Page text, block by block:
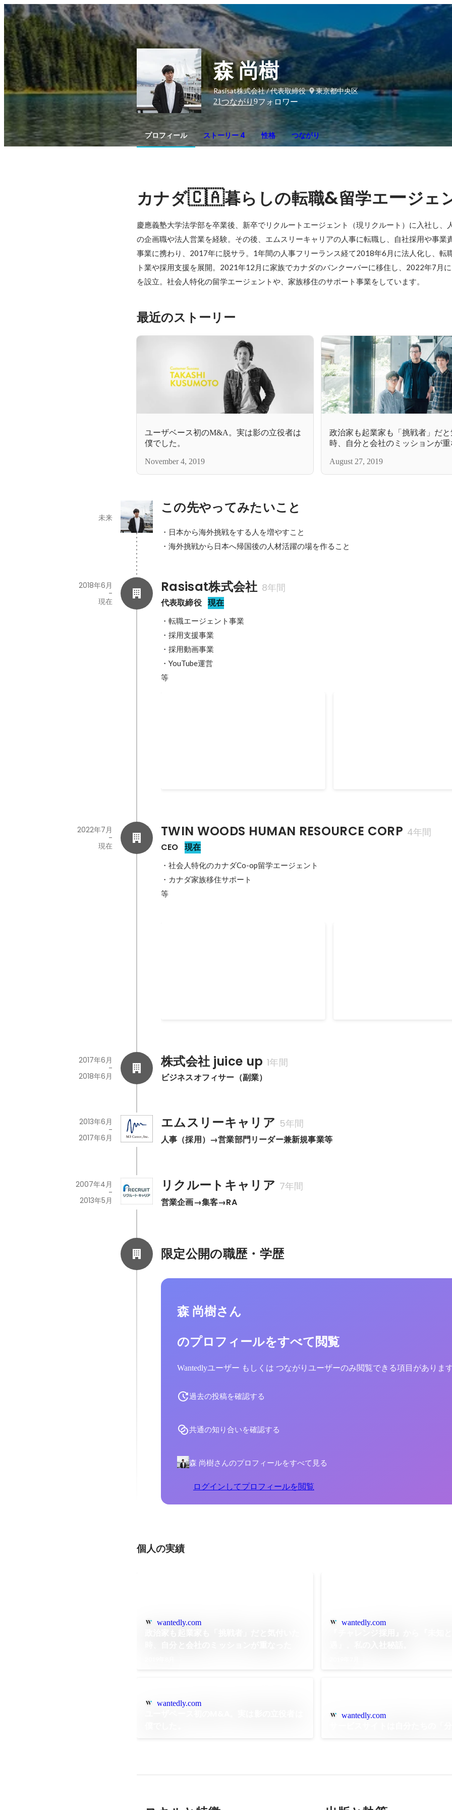
森 尚樹
Rasisat株式会社 / 代表取締役
東京都中央区
21つながり 9フォロワー
プロフィール ストーリー 4 性格 つながり
カナダ🇨🇦暮らしの転職&留学エージェ
慶應義塾大学法学部を卒業後、新卒でリクルートエージェント（現リクルート）に入社し、
の企画職や法人営業を経験。その後、エムスリーキャリアの人事に転職し、自社採用や事業
事業に携わり、2017年に脱サラ。1年間の人事フリーランス経て2018年6月に法人化し、転
ト業や採用支援を展開。2021年12月に家族でカナダのバンクーバーに移住し、2022年7月
を設立。社会人特化の留学エージェントや、家族移住のサポート事業をしています。
最近のストーリー
ユーザベース初のM&A。実は影の立役者は
僕でした。
November 4, 2019
政治家も起業家も「挑戦者」だ
時、自分と会社のミッションが
August 27, 2019
この先やってみたいこと
未来
・日本から海外挑戦をする人を増やすこと
・海外挑戦から日本へ帰国後の人材活躍の場を作ること
Rasisat株式会社 8年間
代表取締役 現在
2018年6月
-
現在
・転職エージェント事業
・採用支援事業
・採用動画事業
・YouTube運営
等
TWIN WOODS HUMAN RESOURCE CORP 4年間
CEO 現在
2022年7月
-
現在
・社会人特化のカナダCo-op留学エージェント
・カナダ家族移住サポート
等
株式会社 juice up 1年間
ビジネスオフィサー（副業）
2017年6月
-
2018年6月
エムスリーキャリア 5年間
人事（採用）→営業部門リーダー兼新規事業等
2013年6月
-
2017年6月
リクルートキャリア 7年間
営業企画→集客→RA
2007年4月
-
2013年5月
限定公開の職歴・学歴
森 尚樹さん
のプロフィールをすべて閲覧
Wantedlyユーザー もしくは つながりユーザーのみ閲覧できる項目がありま
過去の投稿を確認する
共通の知り合いを確認する
森 尚樹さんのプロフィールをすべて見る
ログインしてプロフィールを閲覧
個人の実績
wantedly.com wantedly.com
wantedly.com
wantedly.com